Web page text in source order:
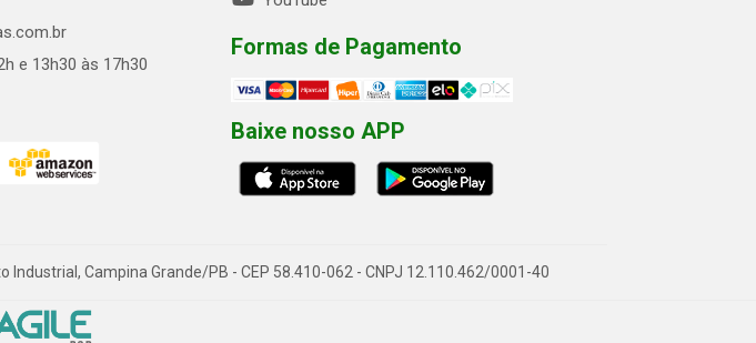
e 13h30 às 17h30
Formas de Pagamento
Baixe nosso APP
Campina Grande/PB - CEP 58.410-062 - CNPJ 12.110.462/0001-40